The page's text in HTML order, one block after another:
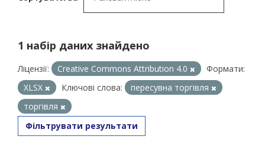
1 набір даних знайдено
Ліцензії: Creative Commons Attribution 4.0
Формати:
XLSX
Ключові слова:
пересувна торгівля
торгівля
Фільтрувати результати